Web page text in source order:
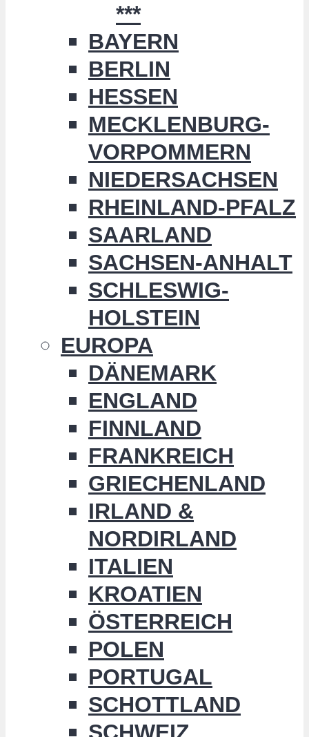
***
BAYERN
BERLIN
HESSEN
MECKLENBURG-
VORPOMMERN
NIEDERSACHSEN
RHEINLAND-PFALZ
SAARLAND
SACHSEN-ANHALT
SCHLESWIG-
HOLSTEIN
EUROPA
DÄNEMARK
ENGLAND
FINNLAND
FRANKREICH
GRIECHENLAND
IRLAND &
NORDIRLAND
ITALIEN
KROATIEN
ÖSTERREICH
POLEN
PORTUGAL
SCHOTTLAND
SCHWEIZ